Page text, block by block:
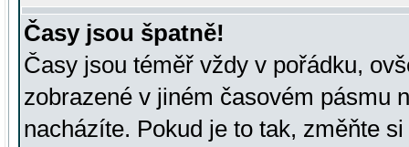
Časy jsou špatně!
Časy jsou téměř vždy v pořádku,
zobrazené v jiném časovém pásmu
nacházíte. Pokud je to tak, změňte